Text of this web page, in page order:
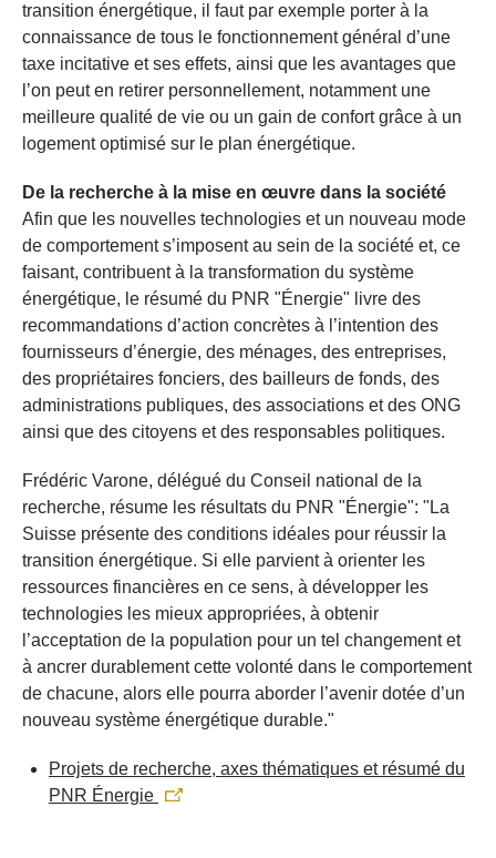
transition énergétique, il faut par exemple porter à la
connaissance de tous le fonctionnement général d’une
taxe incitative et ses effets, ainsi que les avantages que
l’on peut en retirer personnellement, notamment une
meilleure qualité de vie ou un gain de confort grâce à un
logement optimisé sur le plan énergétique.
De la recherche à la mise en œuvre dans la société
Afin que les nouvelles technologies et un nouveau mode
de comportement s’imposent au sein de la société et, ce
faisant, contribuent à la transformation du système
énergétique, le résumé du PNR "Énergie" livre des
recommandations d’action concrètes à l’intention des
fournisseurs d’énergie, des ménages, des entreprises,
des propriétaires fonciers, des bailleurs de fonds, des
administrations publiques, des associations et des ONG
ainsi que des citoyens et des responsables politiques.
Frédéric Varone, délégué du Conseil national de la
recherche, résume les résultats du PNR "Énergie": "La
Suisse présente des conditions idéales pour réussir la
transition énergétique. Si elle parvient à orienter les
ressources financières en ce sens, à développer les
technologies les mieux appropriées, à obtenir
l’acceptation de la population pour un tel changement et
à ancrer durablement cette volonté dans le comportement
de chacune, alors elle pourra aborder l’avenir dotée d’un
nouveau système énergétique durable."
Projets de recherche, axes thématiques et résumé du
PNR Énergie